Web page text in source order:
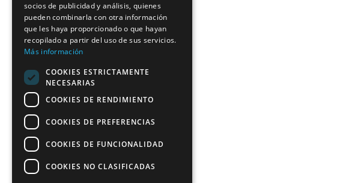
socios de publicidad y análisis, quienes
pueden combinarla con otra información
que les haya proporcionado o que hayan
recopilado a partir del uso de sus servicios.
Más información
COOKIES ESTRICTAMENTE
NECESARIAS
COOKIES DE RENDIMIENTO
COOKIES DE PREFERENCIAS
COOKIES DE FUNCIONALIDAD
COOKIES NO CLASIFICADAS